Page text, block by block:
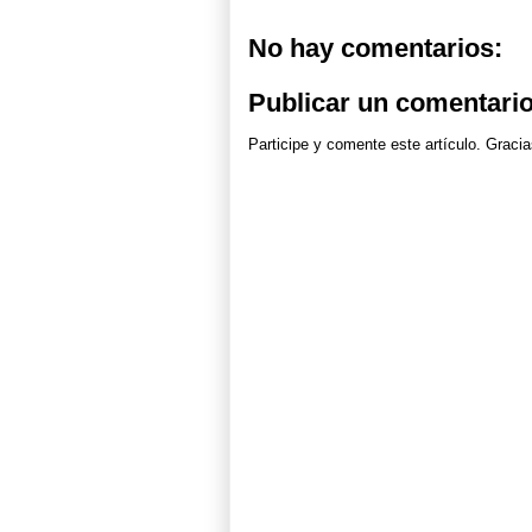
No hay comentarios:
Publicar un
Participe y comente este artículo.